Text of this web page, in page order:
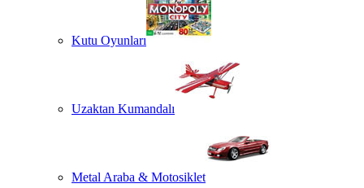
Kutu Oyunları
Uzaktan Kumandalı
Metal Araba & Motosiklet